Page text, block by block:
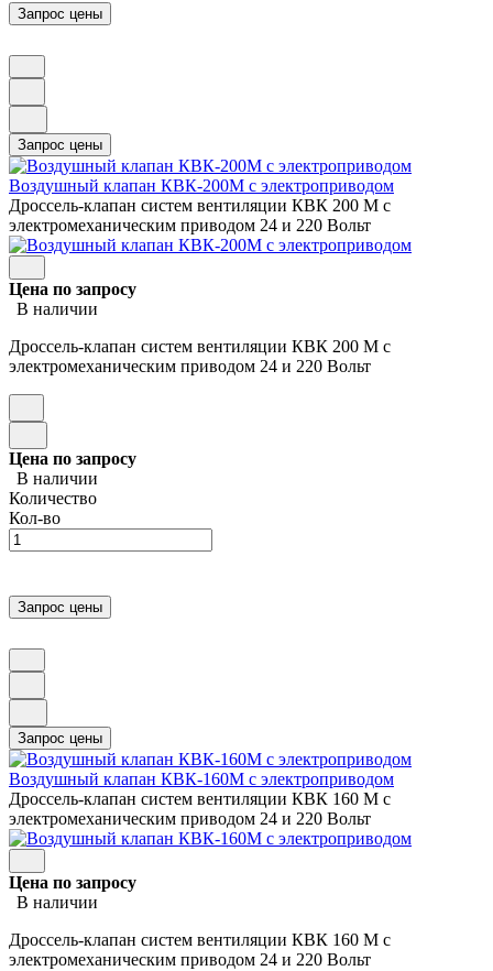
Воздушный клапан КВК-200М с электроприводом
Дроссель-клапан систем вентиляции КВК 200 М с
электромеханическим приводом 24 и 220 Вольт
Цена по запросу
В наличии
Дроссель-клапан систем вентиляции КВК 200 М с
электромеханическим приводом 24 и 220 Вольт
Цена по запросу
В наличии
Количество
Кол-во
Воздушный клапан КВК-160М с электроприводом
Дроссель-клапан систем вентиляции КВК 160 М с
электромеханическим приводом 24 и 220 Вольт
Цена по запросу
В наличии
Дроссель-клапан систем вентиляции КВК 160 М с
электромеханическим приводом 24 и 220 Вольт